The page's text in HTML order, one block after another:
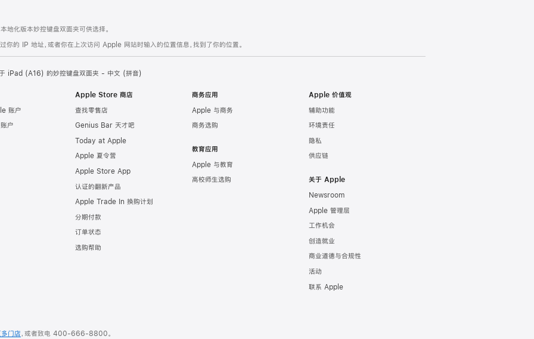
地化版本妙控键盘双面夹可供选择。
你的 IP 地址，或者你在上次访问 Apple 网站时输入的位置信息，找到了你的位置。
iPad (A16) 的妙控键盘双面夹 - 中文 (拼音)
账户
户
Apple Store 商店
查找零售店
Genius Bar 天才吧
Today at Apple
Apple 夏令营
Apple Store App
认证的翻新产品
Apple Trade In 换购计划
分期付款
订单状态
选购帮助
商务应用
Apple 与商务
商务选购
教育应用
Apple 与教育
高校师生选购
Apple 价值观
辅助功能
环境责任
隐私
供应链
关于 Apple
Newsroom
Apple 管理层
工作机会
创造就业
商业道德与合规性
活动
联系 Apple
多门店，或者致电 400-666-8800。